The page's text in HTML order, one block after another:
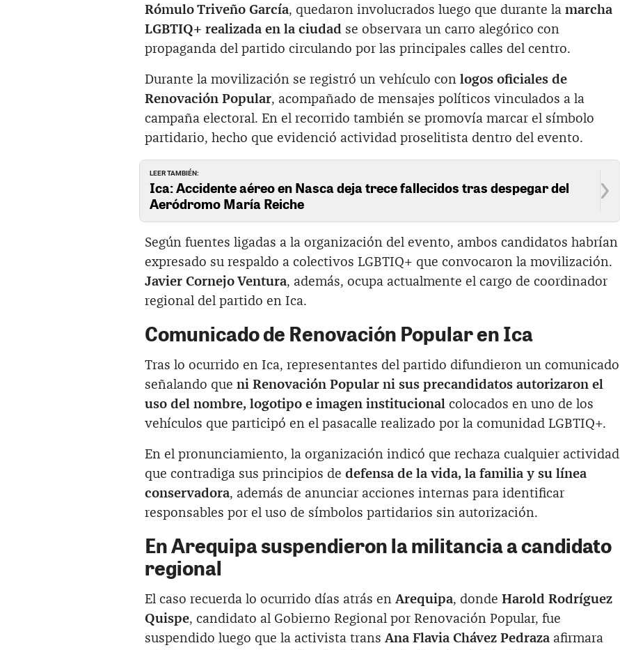
Rómulo Triveño García, quedaron involucrados luego que durante la marcha
LGBTIQ+ realizada en la ciudad se observara un carro alegórico con
propaganda del partido circulando por las principales calles del centro.
Durante la movilización se registró un vehículo con logos oficiales de
Renovación Popular, acompañado de mensajes políticos vinculados a la
campaña electoral. En el recorrido también se promovía marcar el símbolo
partidario, hecho que evidenció actividad proselitista dentro del evento.
LEER TAMBIÉN:
Ica: Accidente aéreo en Nasca deja trece fallecidos tras despegar del
Aeródromo María Reiche
Según fuentes ligadas a la organización del evento, ambos candidatos habrían
expresado su respaldo a colectivos LGBTIQ+ que convocaron la movilización.
Javier Cornejo Ventura, además, ocupa actualmente el cargo de coordinador
regional del partido en Ica.
Comunicado de Renovación Popular en Ica
Tras lo ocurrido en Ica, representantes del partido difundieron un comunicado
señalando que ni Renovación Popular ni sus precandidatos autorizaron el
uso del nombre, logotipo e imagen institucional colocados en uno de los
vehículos que participó en el pasacalle realizado por la comunidad LGBTIQ+.
En el pronunciamiento, la organización indicó que rechaza cualquier actividad
que contradiga sus principios de defensa de la vida, la familia y su línea
conservadora, además de anunciar acciones internas para identificar
responsables por el uso de símbolos partidarios sin autorización.
En Arequipa suspendieron la militancia a candidato
regional
El caso recuerda lo ocurrido días atrás en Arequipa, donde Harold Rodríguez
Quispe, candidato al Gobierno Regional por Renovación Popular, fue
suspendido luego que la activista trans Ana Flavia Chávez Pedraza afirmara